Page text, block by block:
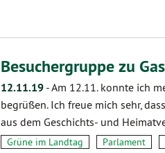
Besuchergruppe zu
12.11.19 -Am 12.11. konnte ich
begrüßen. Ich freue mich sehr,
aus dem Geschichts- und
Grüne im Landtag Parlament